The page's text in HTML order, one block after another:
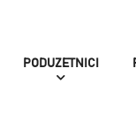
PODUZETNICI